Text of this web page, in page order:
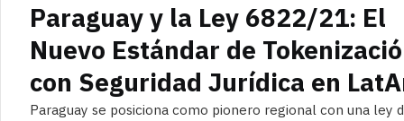
Paraguay y la Ley 6822/21: El
Nuevo Estándar de
con Seguridad Jurídica en
Paraguay se posiciona como pionero regional con una ley